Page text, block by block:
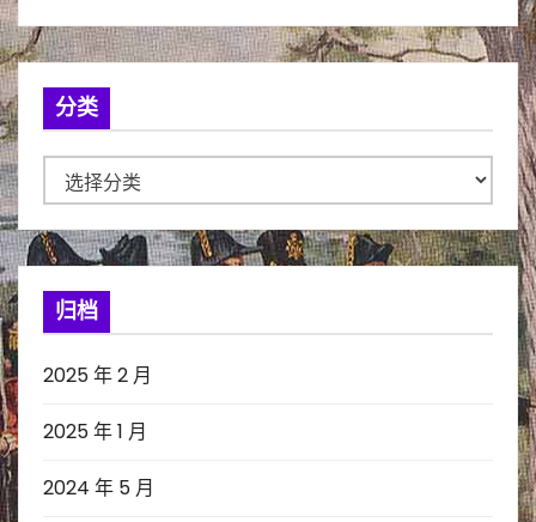
分类
类
归档
2025 年 2 月
2025 年 1 月
2024 年 5 月